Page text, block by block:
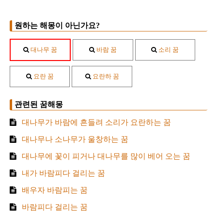
원하는 해몽이 아닌가요?
대나무 꿈 바람 꿈 소리 꿈
요란 꿈 요란하 꿈
관련된 꿈해몽
대나무가 바람에 흔들려 소리가 요란하는 꿈
대나무나 소나무가 울창하는 꿈
대나무에 꽃이 피거나 대나무를 많이 베어 오는 꿈
내가 바람피다 걸리는 꿈
배우자 바람피는 꿈
바람피다 걸리는 꿈